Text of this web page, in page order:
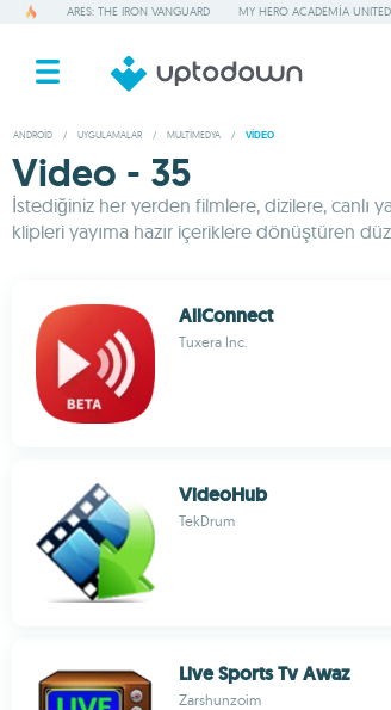
ARES: THE IRON VANGUARD MY HERO ACADEMIA UNITED
ANDROID / UYGULAMALAR / MULTIMEDYA / VIDEO
Video - 35
İstediğiniz her yerden filmlere, dizilere, canlı
klipleri yayıma hazır içeriklere dönüştüren
AllConnect
Tuxera Inc.
VideoHub
TekDrum
Live Sports Tv Awaz
Zarshunzoim